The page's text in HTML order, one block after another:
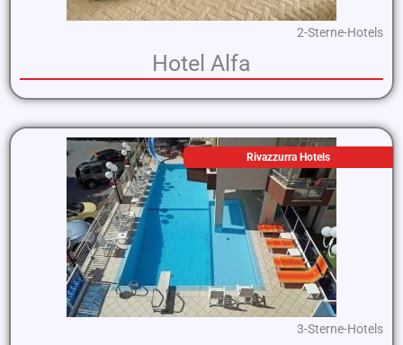
2-Sterne-Hotels
Hotel Alfa
Rivazzurra Hotels
3-Sterne-Hotels